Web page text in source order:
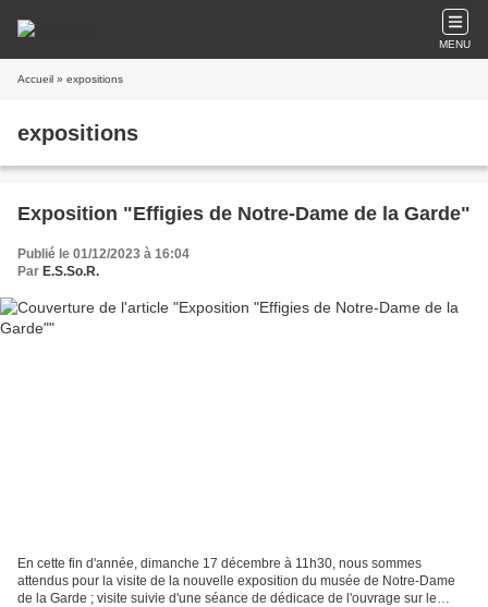
MENU
Accueil » expositions
expositions
Exposition "Effigies de Notre-Dame de la Garde"
Publié le 01/12/2023 à 16:04
Par E.S.So.R.
En cette fin d'année, dimanche 17 décembre à 11h30, nous sommes
attendus pour la visite de la nouvelle exposition du musée de Notre-Dame
de la Garde ; visite suivie d'une séance de dédicace de l'ouvrage sur le